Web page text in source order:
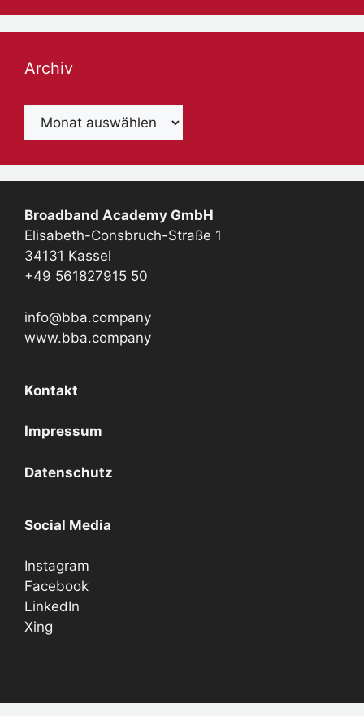
Archiv
Archiv
Broadband Academy GmbH
Elisabeth-Consbruch-Straße 1
34131 Kassel
+49 561827915 50
info@bba.company
www.bba.company
Kontakt
Impressum
Datenschutz
Social Media
Instagram
Facebook
LinkedIn
Xing